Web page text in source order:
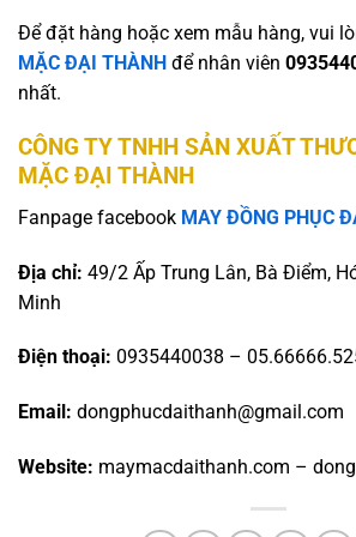
Để đặt hàng hoặc xem mẫu hàng, vui
MẶC ĐẠI THÀNH để nhân viên
nhất.
CÔNG TY TNHH SẢN XUẤT
MẶC ĐẠI THÀNH
Fanpage facebook MAY ĐỒNG PHỤC
Địa chỉ: 49/2 Ấp Trung Lân, Bà Điểm,
Minh
Điện thoại: 0935440038 –
Email: dongphucdaithanh@gmail.com
Website: maymacdaithanh.com –